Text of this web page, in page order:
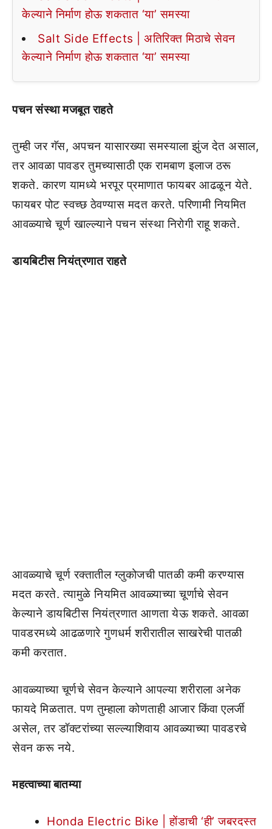
केल्याने निर्माण होऊ शकतात ‘या’ समस्या
Salt Side Effects | अतिरिक्त मिठाचे सेवन
केल्याने निर्माण होऊ शकतात ‘या’ समस्या
पचन संस्था मजबूत राहते
तुम्ही जर गॅस, अपचन यासारख्या समस्याला झुंज देत असाल,
तर आवळा पावडर तुमच्यासाठी एक रामबाण इलाज ठरू
शकते. कारण यामध्ये भरपूर प्रमाणात फायबर आढळून येते.
फायबर पोट स्वच्छ ठेवण्यास मदत करते. परिणामी नियमित
आवळ्याचे चूर्ण खाल्ल्याने पचन संस्था निरोगी राहू शकते.
डायबिटीस नियंत्रणात राहते
आवळ्याचे चूर्ण रक्तातील ग्लुकोजची पातळी कमी करण्यास
मदत करते. त्यामुळे नियमित आवळ्याच्या चूर्णाचे सेवन
केल्याने डायबिटीस नियंत्रणात आणता येऊ शकते. आवळा
पावडरमध्ये आढळणारे गुणधर्म शरीरातील साखरेची पातळी
कमी करतात.
आवळ्याच्या चूर्णचे सेवन केल्याने आपल्या शरीराला अनेक
फायदे मिळतात. पण तुम्हाला कोणताही आजार किंवा एलर्जी
असेल, तर डॉक्टरांच्या सल्ल्याशिवाय आवळ्याच्या पावडरचे
सेवन करू नये.
महत्वाच्या बातम्या
Honda Electric Bike | होंडाची ‘ही’ जबरदस्त